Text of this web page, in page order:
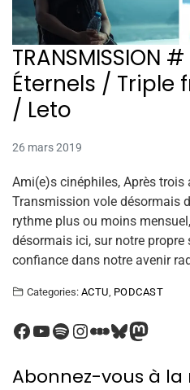
TRANSMISSION
Éternels / Triple
/ Leto
26 mars 2019
Ami(e)s cinéphiles, Après trois
Transmission vole désormais
rythme plus ou moins
désormais ici, sur notre propre
confiance dans notre avenir
Categories: ACTU PODCAST
Abonnez-vous à